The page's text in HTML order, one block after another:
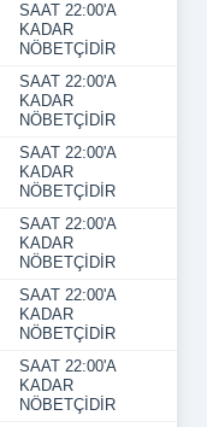
SAAT 22:00'A
KADAR
NÖBETÇİDİR
SAAT 22:00'A
KADAR
NÖBETÇİDİR
SAAT 22:00'A
KADAR
NÖBETÇİDİR
SAAT 22:00'A
KADAR
NÖBETÇİDİR
SAAT 22:00'A
KADAR
NÖBETÇİDİR
SAAT 22:00'A
KADAR
NÖBETÇİDİR